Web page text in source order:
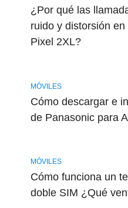
¿Por qué las
ruido y distorsión
Pixel 2XL?
MÓVILES
Cómo descargar e
de Panasonic para
MÓVILES
Cómo funciona un
doble SIM ¿Qué